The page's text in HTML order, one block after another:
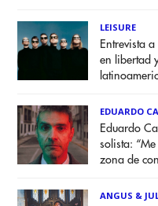
LEISURE
Entrevista
en libertad
EDUARDO
Eduardo
solista:
zona de
ANGUS &